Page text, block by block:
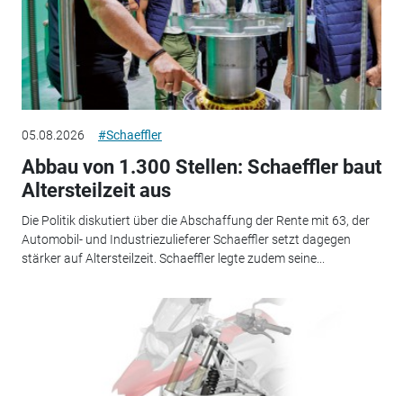
05.08.2026 #Schaeffler
Abbau von 1.300 Stellen: Schaeffler baut
Altersteilzeit aus
Die Politik diskutiert über die Abschaffung der Rente mit 63, der
Automobil- und Industriezulieferer Schaeffler setzt dagegen
stärker auf Altersteilzeit. Schaeffler legte zudem seine...